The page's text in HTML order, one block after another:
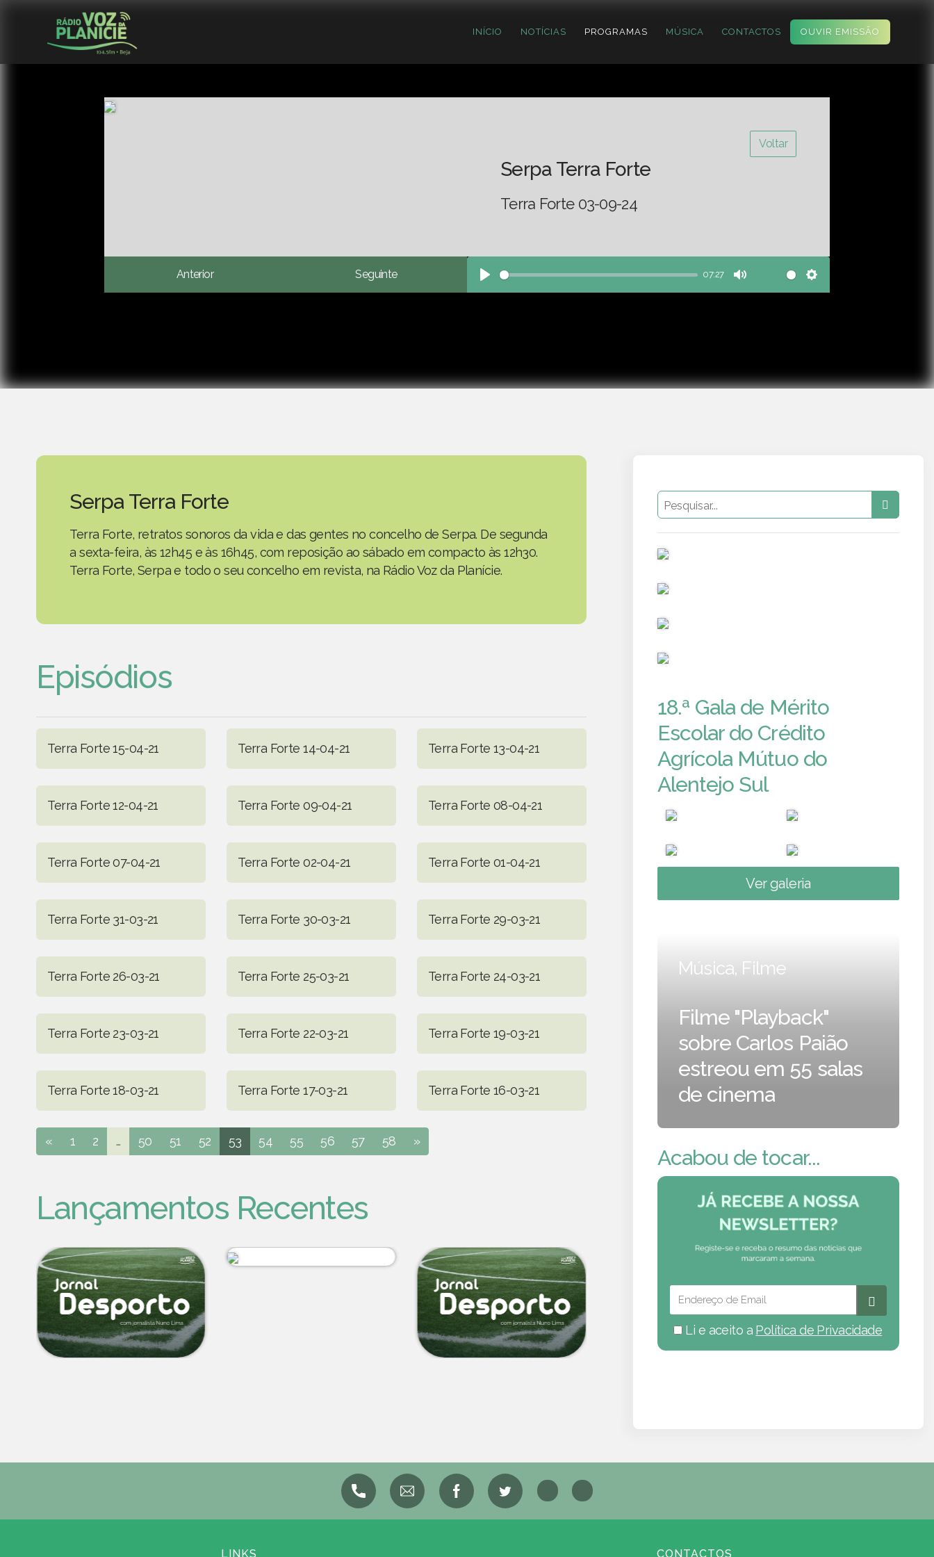
INÍCIO NOTÍCIAS PROGRAMAS MÚSICA CONTACTOS OUVIR EMISSÃO
Voltar
Serpa Terra Forte
Terra Forte 03-09-24
Anterior Seguinte
Play
07:27
Mute Settings
Serpa Terra Forte
Terra Forte, retratos sonoros da vida e das gentes no concelho de Serpa. De segunda
a sexta-feira, às 12h45 e às 16h45, com reposição ao sábado em compacto às 12h30.
Terra Forte, Serpa e todo o seu concelho em revista, na Rádio Voz da Planície.
Episódios
Terra Forte 15-04-21 Terra Forte 14-04-21 Terra Forte 13-04-21
Terra Forte 12-04-21 Terra Forte 09-04-21 Terra Forte 08-04-21
Terra Forte 07-04-21 Terra Forte 02-04-21 Terra Forte 01-04-21
Terra Forte 31-03-21 Terra Forte 30-03-21 Terra Forte 29-03-21
Terra Forte 26-03-21 Terra Forte 25-03-21 Terra Forte 24-03-21
Terra Forte 23-03-21 Terra Forte 22-03-21 Terra Forte 19-03-21
Terra Forte 18-03-21 Terra Forte 17-03-21 Terra Forte 16-03-21
« 1 2 ... 50 51 52 53 54 55 56 57 58 »
Lançamentos Recentes
18.ª Gala de Mérito
Escolar do Crédito
Agrícola Mútuo do
Alentejo Sul
Ver galeria
Música, Filme
Filme "Playback"
sobre Carlos Paião
estreou em 55 salas
de cinema
Acabou de tocar...
Li e aceito a Política de Privacidade
LINKS CONTACTOS